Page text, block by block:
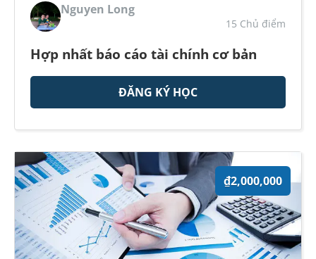
Nguyen Long
15 Chủ điểm
Hợp nhất báo cáo tài chính cơ bản
ĐĂNG KÝ HỌC
₫2,000,000